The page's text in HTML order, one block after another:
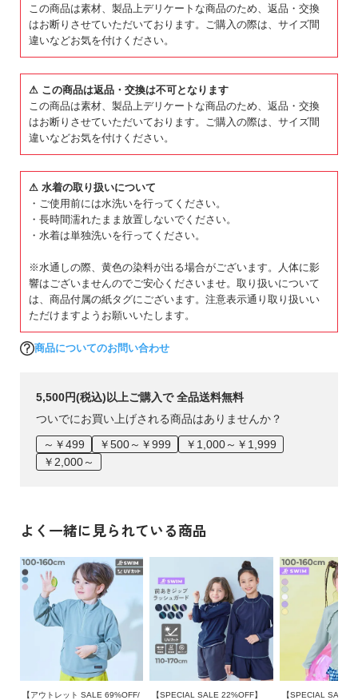
・ご使用のパソコンやブラウザの環境により、実際の色とは
多少異なる場合がございます。
この商品は素材、製品上デリケートな商品のため、返品・交換
はお断りさせていただいております。ご購入の際は、サイズ間
違いなどお気を付けください。
⚠ この商品は返品・交換は不可となります
この商品は素材、製品上デリケートな商品のため、返品・交換
はお断りさせていただいております。ご購入の際は、サイズ間
違いなどお気を付けください。
⚠ 水着の取り扱いについて
・ご使用前には水洗いを行ってください。
・長時間濡れたまま放置しないでください。
・水着は単独洗いを行ってください。
※水通しの際、黄色の染料が出る場合がございます。人体に影
響はございませんのでご安心くださいませ。取り扱いについて
は、商品付属の紙タグにございます。注意表示通り取り扱いい
ただけますようお願いいたします。
商品についてのお問い合わせ
5,500円(税込)以上ご購入で 全品送料無料
ついでにお買い上げされる商品はありませんか？
～￥499
￥500～￥999
￥1,000～￥1,999
￥2,000～
よく一緒に見られている商品
【アウトレット SALE 69%OFF/
【SPECIAL SALE 22%OFF】
【SPECIAL SALE